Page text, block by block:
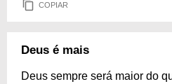
COPIAR
Deus é mais
Deus sempre será maior do